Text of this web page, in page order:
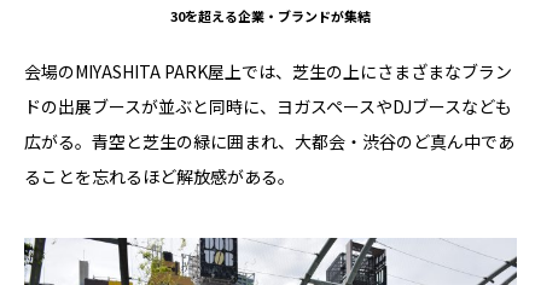
30を超える企業・ブランドが集結
会場のMIYASHITA PARK屋上では、芝生の上にさまざまなブラン
ドの出展ブースが並ぶと同時に、ヨガスペースやDJブースなども
広がる。青空と芝生の緑に囲まれ、大都会・渋谷のど真ん中であ
ることを忘れるほど解放感がある。